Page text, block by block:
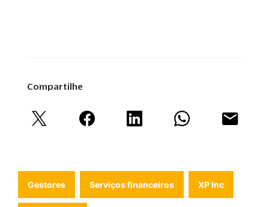
Compartilhe
Gestores Serviços financeiros XP Inc